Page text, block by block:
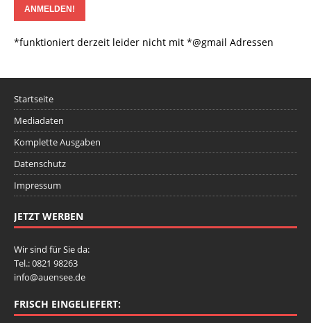
*funktioniert derzeit leider nicht mit *@gmail Adressen
Startseite
Mediadaten
Komplette Ausgaben
Datenschutz
Impressum
JETZT WERBEN
Wir sind für Sie da:
Tel.: 0821 98263
info@auensee.de
FRISCH EINGELIEFERT: